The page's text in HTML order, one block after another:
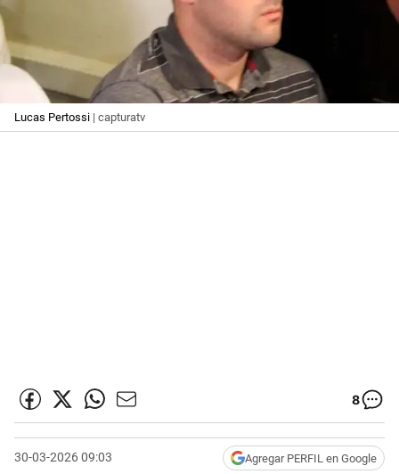
Lucas Pertossi | capturatv
8
30-03-2026 09:03 Agregar PERFIL en Google